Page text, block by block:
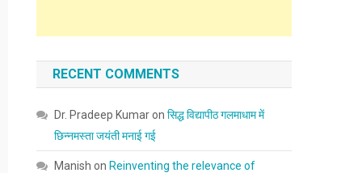
RECENT COMMENTS
Dr. Pradeep Kumaronसिद्ध विद्यापीठ गलमाधाम में
छिन्नमस्ता जयंती मनाई गई
Manish on Reinventing the relevance of